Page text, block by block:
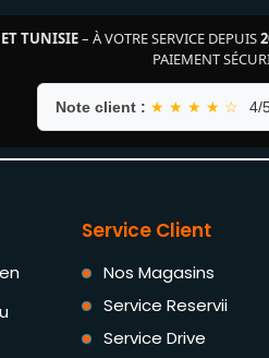
TUNISIE– À VOTRE SERVICE DEPUIS
PAIEMENT
Note client : ★ ★ ★ ★ ☆ 4/
Service Client
Nos Magasins
Service Reservii
Service Drive